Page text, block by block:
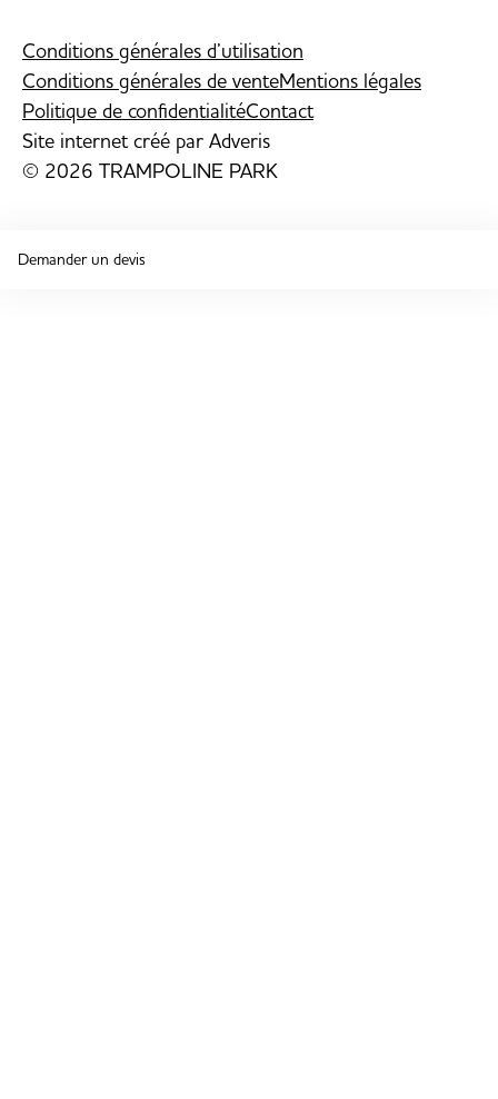
Conditions générales d’utilisation
Conditions générales de venteMentions légales
Politique de confidentialitéContact
Site internet créé par Adveris
© 2026 TRAMPOLINE PARK
Demander un devis